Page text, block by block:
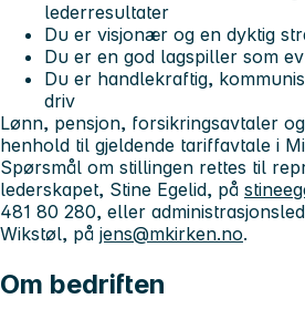
lederresultater
Du er visjonær og en dyktig
Du er en god lagspiller som
Du er handlekraftig,
driv
Lønn, pensjon, forsikringsavtaler
henhold til gjeldende tariffavtale i
Spørsmål om stillingen rettes til
lederskapet, Stine Egelid, på
481 80 280, eller
Wikstøl, på jens@mkirken.no.
Om bedriften